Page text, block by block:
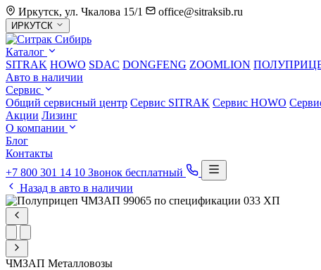
Иркутск, ул. Чкалова 15/1
office@sitraksib.ru
Выбор
города
ИРКУТСК
Каталог
SITRAK HOWO SDAC DONGFENG ZOOMLION
Авто в наличии
Сервис
Общий сервисный центр Сервис SITRAK Сервис HOWO
Акции Лизинг
О компании
Блог
Контакты
+7 800 301 14 10 Звонок бесплатный
Назад в авто в наличии
ЧМЗАП Металловозы